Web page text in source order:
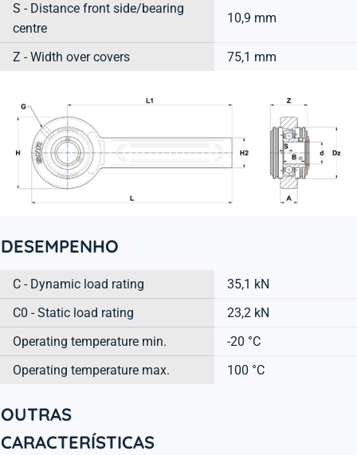
S - Distance front side/bearing
centre
10,9 mm
Z - Width over covers 75,1 mm
DESEMPENHO
C - Dynamic load rating
35,1 kN
C0 - Static load rating
23,2 kN
Operating temperature min.
-20 °C
Operating temperature max.
100 °C
OUTRAS
CARACTERÍSTICAS